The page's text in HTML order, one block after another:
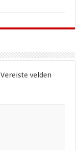
Vereiste velden